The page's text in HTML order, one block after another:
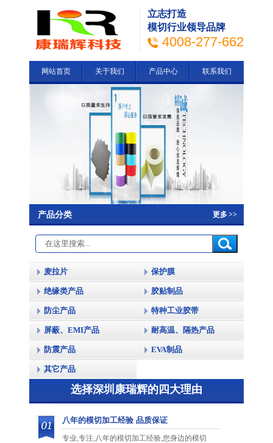
立志打造
模切行业领导品牌
4008-277-662
网站首页 关于我们 产品中心 联系我们
更多>>
产品分类
麦拉片 保护膜
绝缘类产品 胶贴制品
防尘产品 特种工业胶带
屏蔽、EMI产品 耐高温、隔热产品
防震产品 EVA制品
其它产品
选择深圳康瑞辉的四大理由
八年的模切加工经验 品质保证
专业,专注,八年的模切加工经验,您身边的模切